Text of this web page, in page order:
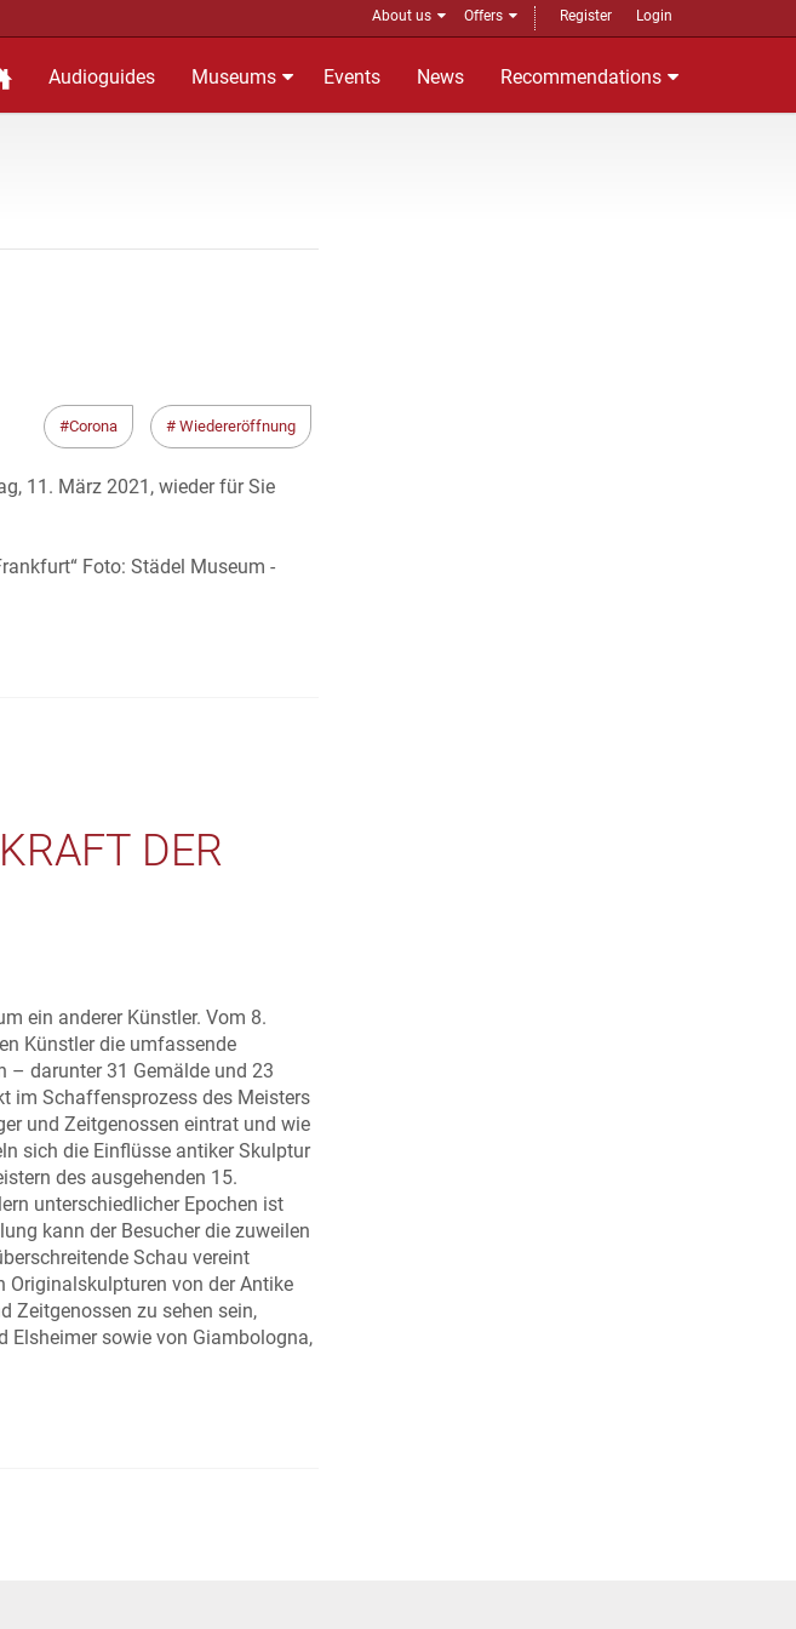
About us Offers Register Login
Audioguides Museums Events News Recommendations
Corona Wiedereröffnung
11. März 2021, wieder für Sie
Foto: Städel Museum -
DER
ein anderer Künstler. Vom 8.
Künstler die umfassende
– darunter 31 Gemälde und 23
im Schaffensprozess des Meisters
und Zeitgenossen eintrat und wie
sich die Einflüsse antiker Skulptur
des ausgehenden 15.
unterschiedlicher Epochen ist
kann der Besucher die zuweilen
Schau vereint
Originalskulpturen von der Antike
Zeitgenossen zu sehen sein,
Elsheimer sowie von Giambologna,